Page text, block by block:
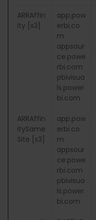
ARRAffin
ity [x3]
app.pow
erbi.co
m
appsour
ce.powe
rbi.com
pbivisua
ls.power
bi.com
ARRAffin
itySame
Site [x3]
app.pow
erbi.co
m
appsour
ce.powe
rbi.com
pbivisua
ls.power
bi.com